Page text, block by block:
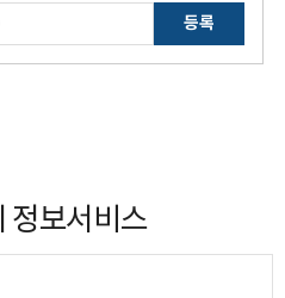
등록
정보서비스